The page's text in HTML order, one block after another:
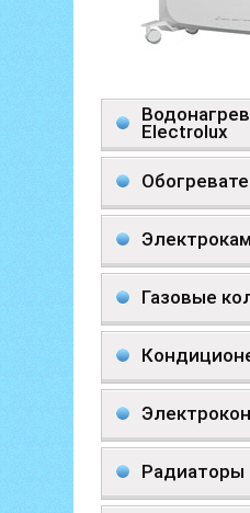
Electrolux
Газовые
Радиаторы